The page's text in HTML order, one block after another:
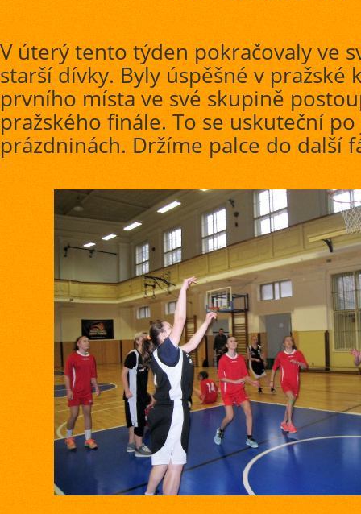
V úterý tento týden pokračovaly ve
starší dívky. Byly úspěšné v pražské
prvního místa ve své skupině
pražského finále. To se uskuteční
prázdninách. Držíme palce do další